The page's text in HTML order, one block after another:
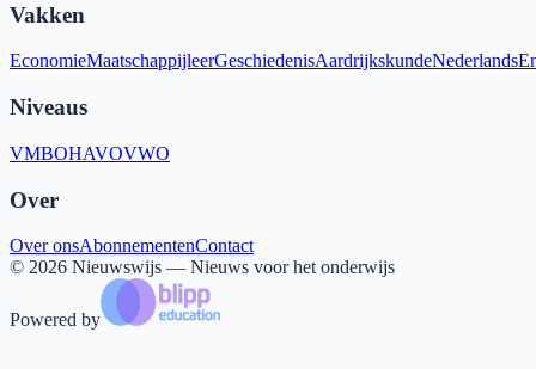
Vakken
EconomieMaatschappijleerGeschiedenisAardrijkskundeNederlands
Niveaus
VMBOHAVOVWO
Over
Over onsAbonnementenContact
© 2026 Nieuwswijs — Nieuws voor het onderwijs
Powered by